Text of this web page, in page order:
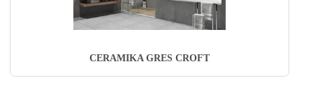
CERAMIKA GRES CROFT